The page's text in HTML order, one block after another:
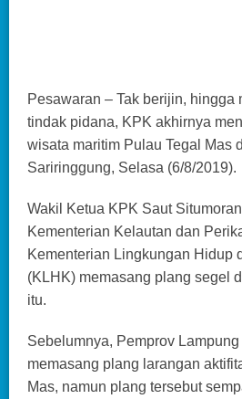
Pesawaran – Tak berijin, hingga
tindak pidana, KPK akhirnya
wisata maritim Pulau Tegal Mas
Sariringgung, Selasa (6/8/2019).
Wakil Ketua KPK Saut
Kementerian Kelautan dan
Kementerian Lingkungan Hidup
(KLHK) memasang plang segel
itu.
Sebelumnya, Pemprov
memasang plang larangan
Mas, namun plang tersebut